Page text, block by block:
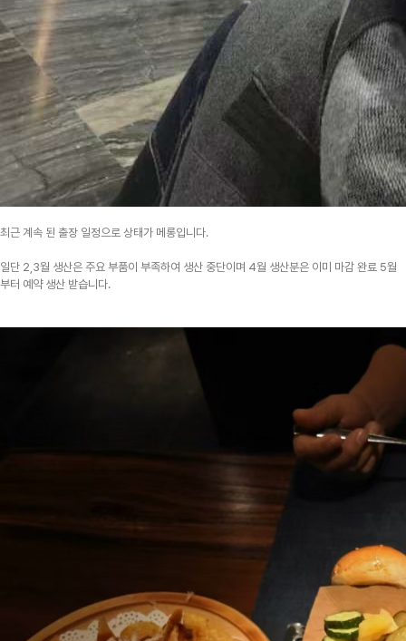
최근 계속 된 출장 일정으로 상태가 메롱입니다.
일단 2,3월 생산은 주요 부품이 부족하여 생산 중단이며 4월 생산분은 이미 마감 완료 5월
부터 예약 생산 받습니다.